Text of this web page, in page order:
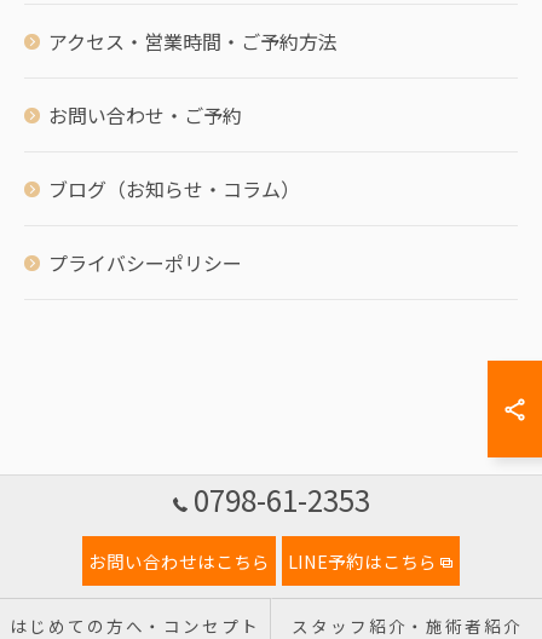
アクセス・営業時間・ご予約方法
お問い合わせ・ご予約
ブログ（お知らせ・コラム）
プライバシーポリシー
0798-61-2353
お問い合わせはこちら LINE予約はこちら
はじめての方へ・コンセプト スタッフ紹介・施術者紹介